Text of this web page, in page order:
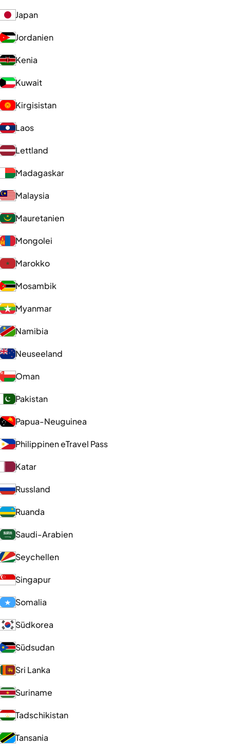
Japan
Jordanien
Kenia
Kuwait
Kirgisistan
Laos
Lettland
Madagaskar
Malaysia
Mauretanien
Mongolei
Marokko
Mosambik
Myanmar
Namibia
Neuseeland
Oman
Pakistan
Papua-Neuguinea
Philippinen eTravel Pass
Katar
Russland
Ruanda
Saudi-Arabien
Seychellen
Singapur
Somalia
Südkorea
Südsudan
Sri Lanka
Suriname
Tadschikistan
Tansania